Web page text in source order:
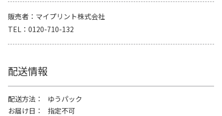
販売者
マイプリント株式会社
TEL
0120-710-132
配送情報
配送方法
ゆうパック
お届け日
指定不可